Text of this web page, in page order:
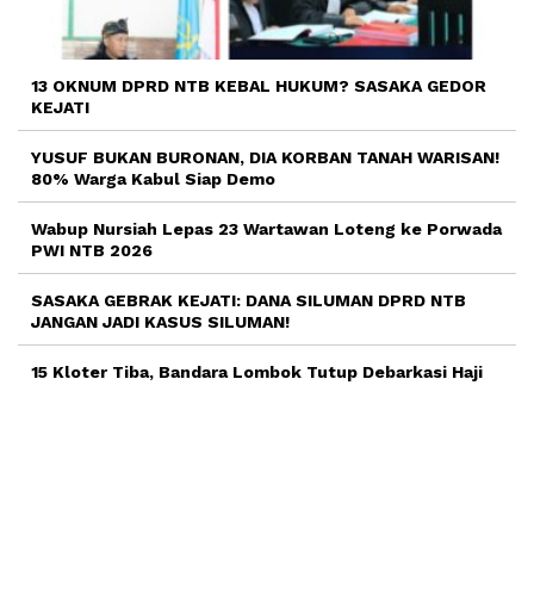
13 OKNUM DPRD NTB KEBAL HUKUM? SASAKA GEDOR
KEJATI
YUSUF BUKAN BURONAN, DIA KORBAN TANAH WARISAN!
80% Warga Kabul Siap Demo
Wabup Nursiah Lepas 23 Wartawan Loteng ke Porwada
PWI NTB 2026
SASAKA GEBRAK KEJATI: DANA SILUMAN DPRD NTB
JANGAN JADI KASUS SILUMAN!
15 Kloter Tiba, Bandara Lombok Tutup Debarkasi Haji